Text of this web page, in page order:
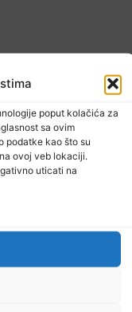
poput kolačića za
sa ovim
podatke kao što su
ovoj veb lokaciji.
uticati na
dana: Požari
se i BiH